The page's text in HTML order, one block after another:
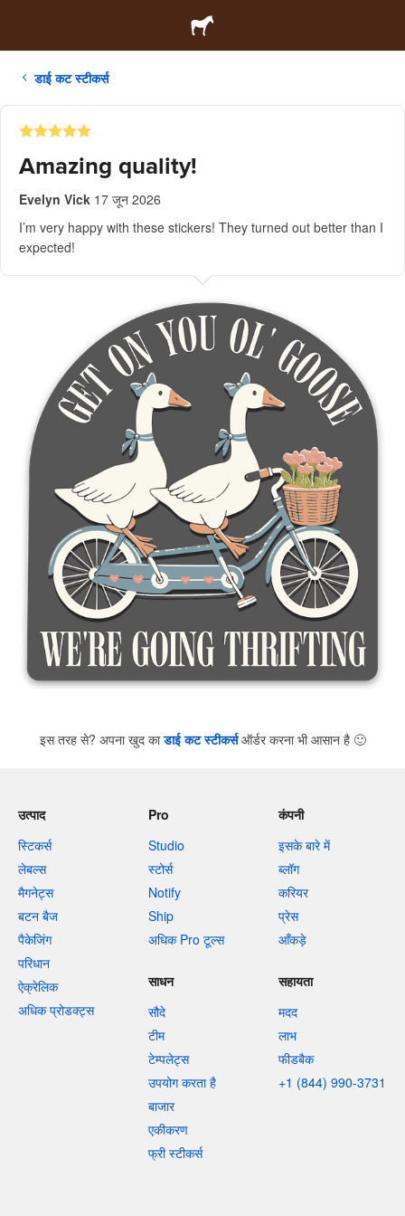
डाई कट स्टीकर्स
Amazing quality!
Evelyn Vick 17 जून 2026
I’m very happy with these stickers! They turned out better than I
expected!
इस तरह से? अपना खुद काडाई कट स्टीकर्सऑर्डर करना भी आसान है 🙂
उत्पाद
स्टिकर्स
लेबल्स
मैगनेट्स
बटन बैज
पैकेजिंग
परिधान
ऐक्रेलिक
अधिक प्रोडक्ट्स
Pro
Studio
स्टोर्स
Notify
Ship
अधिक Pro टूल्स
कंपनी
इसके बारे में
ब्लॉग
करियर
प्रेस
आँकड़े
साधन
सौदे
टीम
टेम्पलेट्स
उपयोग करता है
बाजार
एकीकरण
फ्री स्टीकर्स
सहायता
मदद
लाभ
फीडबैक
+1 (844) 990-3731